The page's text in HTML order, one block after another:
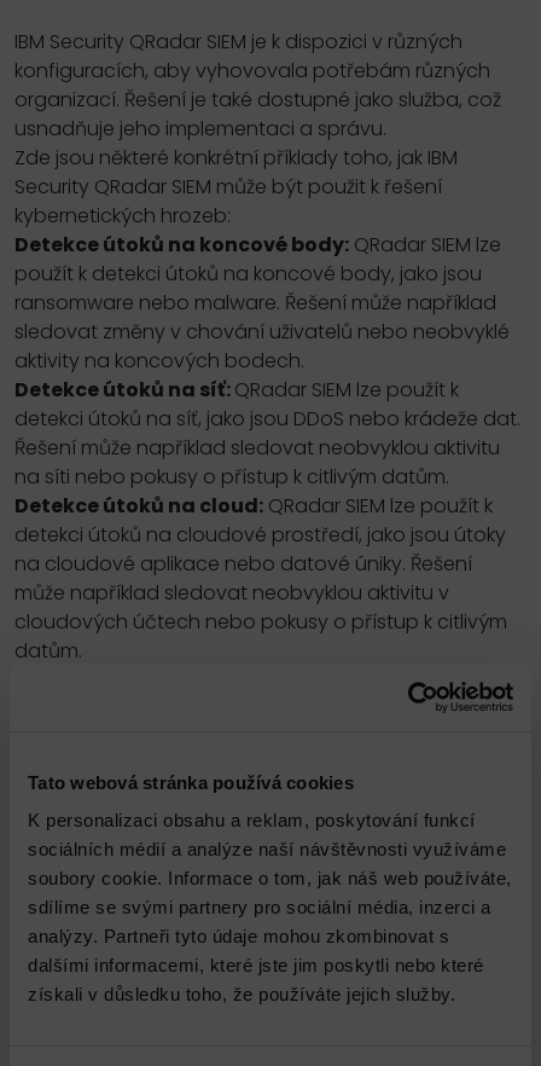
Tato webová stránka používá cookies
K personalizaci obsahu a reklam, poskytování funkcí
sociálních médií a analýze naší návštěvnosti využíváme
soubory cookie. Informace o tom, jak náš web používáte,
sdílíme se svými partnery pro sociální média, inzerci a
analýzy. Partneři tyto údaje mohou zkombinovat s
dalšími informacemi, které jste jim poskytli nebo které
získali v důsledku toho, že používáte jejich služby.
IBM Security QRadar SIEM je k dispozici v různých
konfiguracích, aby vyhovovala potřebám různých
organizací. Řešení je také dostupné jako služba, což
usnadňuje jeho implementaci a správu.
Zde jsou některé konkrétní příklady toho, jak IBM
Security QRadar SIEM může být použit k řešení
kybernetických hrozeb:
Detekce útoků na koncové body: QRadar SIEM lze
použít k detekci útoků na koncové body, jako jsou
ransomware nebo malware. Řešení může například
sledovat změny v chování uživatelů nebo neobvyklé
aktivity na koncových bodech.
Detekce útoků na síť:QRadar SIEM lze použít k
detekci útoků na síť, jako jsou DDoS nebo krádeže dat.
Řešení může například sledovat neobvyklou aktivitu
na síti nebo pokusy o přístup k citlivým datům.
Detekce útoků na cloud: QRadar SIEM lze použít k
detekci útoků na cloudové prostředí, jako jsou útoky
na cloudové aplikace nebo datové úniky. Řešení
může například sledovat neobvyklou aktivitu v
cloudových účtech nebo pokusy o přístup k citlivým
datům.
IBM Security QRadar SIEM je výkonné bezpečnostní
řešení, které může pomoci organizacím chránit jejich
Odkazy
Odkaz na IBM stránky